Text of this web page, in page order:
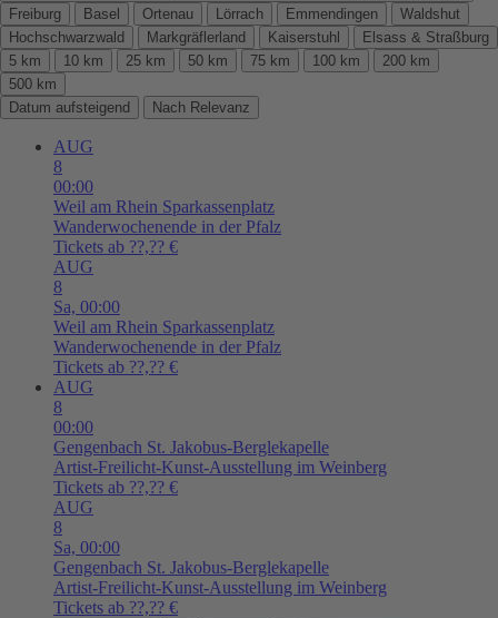
Freiburg
Basel Ortenau Lörrach Emmendingen
Waldshut
Hochschwarzwald
Markgräflerland Kaiserstuhl
Elsass & Straßburg
5 km
10 km 25 km 50 km 75 km 100 km
200 km
500 km
Datum aufsteigend
Nach Relevanz
AUG
8
00:00
Weil am Rhein Sparkassenplatz
Wanderwochenende in der Pfalz
Tickets ab ??,?? €
AUG
8
Sa, 00:00
Weil am Rhein Sparkassenplatz
Wanderwochenende in der Pfalz
Tickets ab ??,?? €
AUG
8
00:00
Gengenbach St. Jakobus-Berglekapelle
Artist-Freilicht-Kunst-Ausstellung im Weinberg
Tickets ab ??,?? €
AUG
8
Sa, 00:00
Gengenbach St. Jakobus-Berglekapelle
Artist-Freilicht-Kunst-Ausstellung im Weinberg
Tickets ab ??,?? €